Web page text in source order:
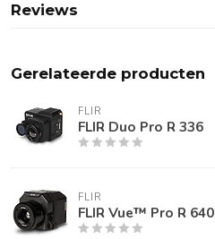
Reviews
Gerelateerde producten
FLIR
FLIR Duo Pro R 336
FLIR
FLIR Vue™ Pro R 640